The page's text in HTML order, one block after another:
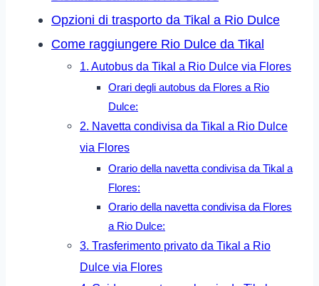
Opzioni di trasporto da Tikal a Rio Dulce
Come raggiungere Rio Dulce da Tikal
1. Autobus da Tikal a Rio Dulce via Flores
Orari degli autobus da Flores a Rio
Dulce:
2. Navetta condivisa da Tikal a Rio Dulce
via Flores
Orario della navetta condivisa da Tikal a
Flores:
Orario della navetta condivisa da Flores
a Rio Dulce:
3. Trasferimento privato da Tikal a Rio
Dulce via Flores